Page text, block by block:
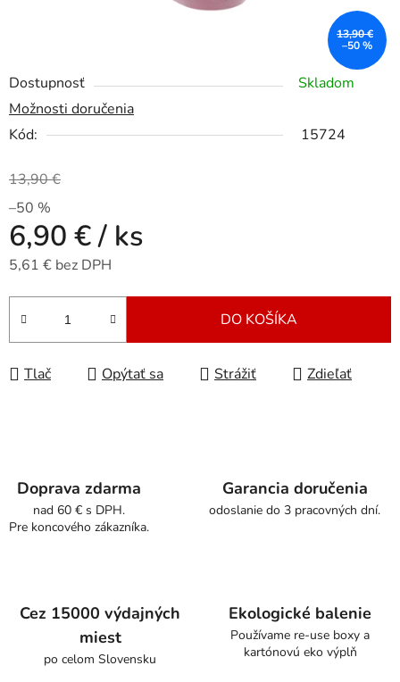
Dostupnosť
Skladom
Možnosti doručenia
Kód:
15724
13,90 €
–50 %
6,90 €/ ks
5,61 € bez DPH
Jednotková cena:
DO KOŠÍKA
Tlač Opýtať sa Strážiť Zdieľať
13,90 €
–50 %
Doprava zdarma
nad 60 € s DPH.
Pre koncového zákazníka.
Garancia doručenia
odoslanie do 3 pracovných dní.
Cez 15000 výdajných
miest
po celom Slovensku
Ekologické balenie
Používame re-use boxy a
kartónovú eko výplň